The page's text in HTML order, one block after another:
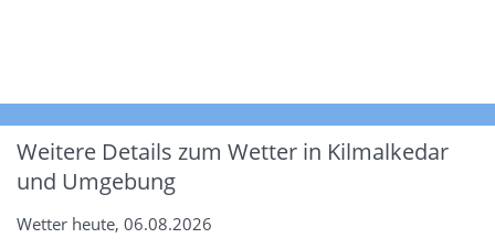
Weitere Details zum Wetter in Kilmalkedar
und Umgebung
Wetter heute, 06.08.2026